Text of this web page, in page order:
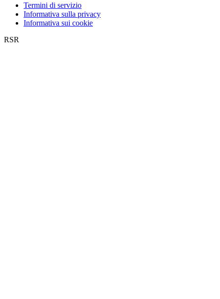
Termini di servizio
Informativa sulla privacy
Informativa sui cookie
RSR